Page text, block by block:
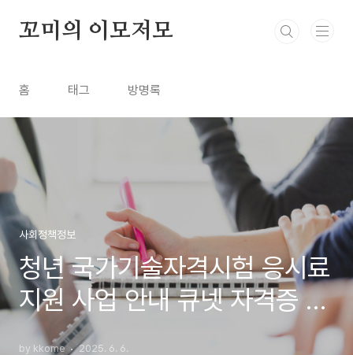
꼬미의 이모저모
홈 태그 방명록
사회정책정보
청년 국가기술자격시험 응시료
지원 사업 안내 큐넷 자격증 취
득지원
by kkome 2025. 6. 6.